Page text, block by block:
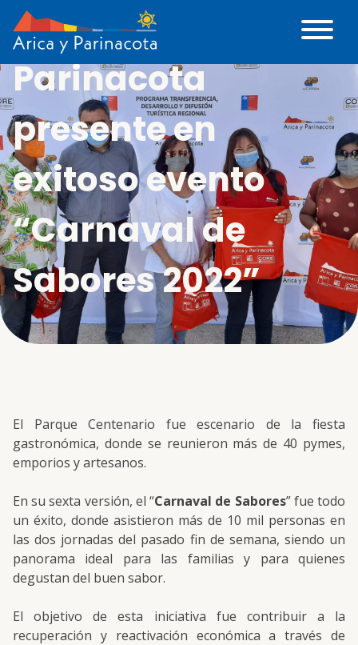
Sernatur Arica y
Parinacota
presente en
exitoso evento
“Carnaval de
Sabores 2022”
El Parque Centenario fue escenario de la fiesta
gastronómica, donde se reunieron más de 40 pymes,
emporios y artesanos.
En su sexta versión, el “Carnaval de Sabores” fue todo
un éxito, donde asistieron más de 10 mil personas en
las dos jornadas del pasado fin de semana, siendo un
panorama ideal para las familias y para quienes
degustan del buen sabor.
El objetivo de esta iniciativa fue contribuir a la
recuperación y reactivación económica a través de